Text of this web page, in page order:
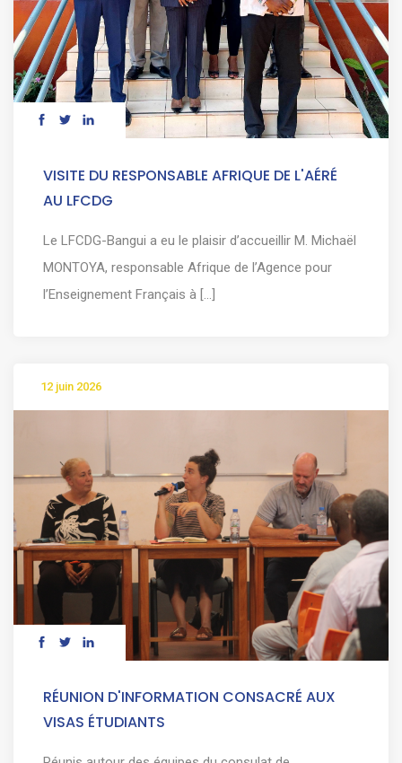
VISITE DU RESPONSABLE AFRIQUE DE L'AÉRÉ
AU LFCDG
Le LFCDG-Bangui a eu le plaisir d’accueillir M. Michaël
MONTOYA, responsable Afrique de l’Agence pour
l’Enseignement Français à [...]
12 juin 2026
RÉUNION D'INFORMATION CONSACRÉ AUX
VISAS ÉTUDIANTS